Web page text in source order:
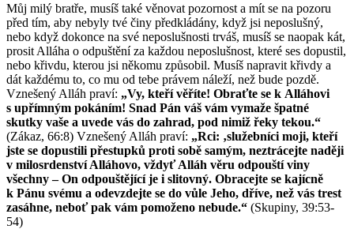
Můj milý bratře, musíš také věnovat pozornost a mít se na pozoru
před tím, aby nebyly tvé činy předkládány, když jsi neposlušný,
nebo když dokonce na své neposlušnosti trváš, musíš se naopak kát,
prosit Alláha o odpuštění za každou neposlušnost, které ses dopustil,
nebo křivdu, kterou jsi někomu způsobil. Musíš napravit křivdy a
dát každému to, co mu od tebe právem náleží, než bude pozdě.
Vznešený Alláh praví: „Vy, kteří věříte! Obraťte se k Alláhovi
s upřímným pokáním! Snad Pán váš vám vymaže špatné
skutky vaše a uvede vás do zahrad, pod nimiž řeky tekou.“
(Zákaz, 66:8) Vznešený Alláh praví: „Rci: ‚služebníci moji, kteří
jste se dopustili přestupků proti sobě samým, neztrácejte naději
v milosrdenství Alláhovo, vždyť Alláh věru odpouští viny
všechny – On odpouštějící je i slitovný. Obracejte se kajícně
k Pánu svému a odevzdejte se do vůle Jeho, dříve, než vás trest
zasáhne, neboť pak vám pomoženo nebude.“ (Skupiny, 39:53-
54)